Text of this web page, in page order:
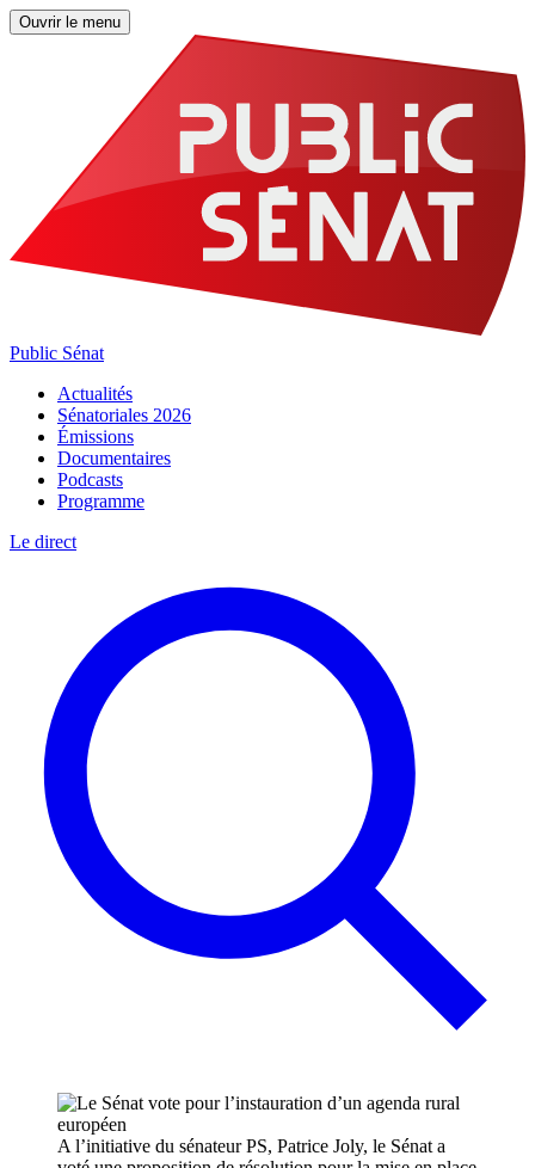
Ouvrir le menu
Public Sénat
Actualités
Sénatoriales 2026
Émissions
Documentaires
Podcasts
Programme
Le direct
A l’initiative du sénateur PS, Patrice Joly, le Sénat a